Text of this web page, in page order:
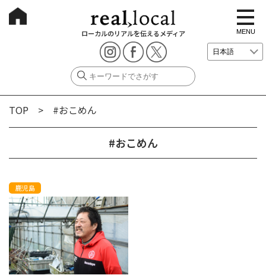
ローカルのリアルを伝えるメディア
t
o
g
g
e
i
i
MENU
TOP > #おこめん
#おこめん
鹿児島